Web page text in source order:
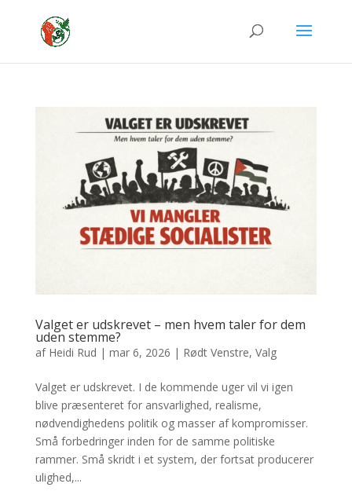
Valget er udskrevet – men hvem taler for dem
uden stemme?
af Heidi Rud | mar 6, 2026 | Rødt Venstre, Valg
Valget er udskrevet. I de kommende uger vil vi igen
blive præsenteret for ansvarlighed, realisme,
nødvendighedens politik og masser af kompromisser.
Små forbedringer inden for de samme politiske
rammer. Små skridt i et system, der fortsat producerer
ulighed,...